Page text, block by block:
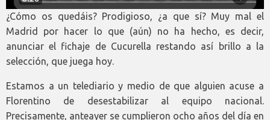
¿Cómo os quedáis? Prodigioso, ¿a que sí? Muy mal el
Madrid por hacer lo que (aún) no ha hecho, es decir,
anunciar el fichaje de Cucurella restando así brillo a la
selección, que juega hoy.
Estamos a un telediario y medio de que alguien acuse a
Florentino de desestabilizar al equipo nacional.
Precisamente, anteayer se cumplieron ocho años del día en